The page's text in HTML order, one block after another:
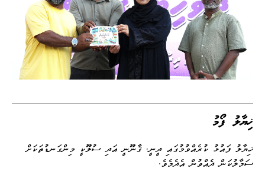
ޚިޔާލު ފޯމު
ޚިޔާލު ފައުޅު ކުރެއްވުމުގައި ދީނީ، ޤާނޫނީ އަދި ސުލޫކީ މިންގަނޑުތަކަށް
ސަމާލުކަން ދެއްވުން އެދެމެވެ.